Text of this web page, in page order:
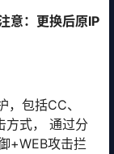
意：更换后原IP
包括CC、
式， 通过分
+WEB攻击拦